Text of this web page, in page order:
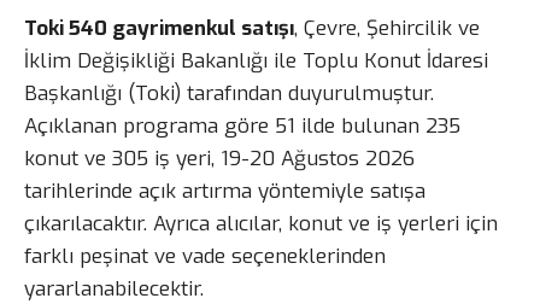
Toki 540 gayrimenkul satışı, Çevre, Şehircilik ve
İklim Değişikliği Bakanlığı ile Toplu Konut İdaresi
Başkanlığı (Toki) tarafından duyurulmuştur.
Açıklanan programa göre 51 ilde bulunan 235
konut ve 305 iş yeri, 19-20 Ağustos 2026
tarihlerinde açık artırma yöntemiyle satışa
çıkarılacaktır. Ayrıca alıcılar, konut ve iş yerleri için
farklı peşinat ve vade seçeneklerinden
yararlanabilecektir.